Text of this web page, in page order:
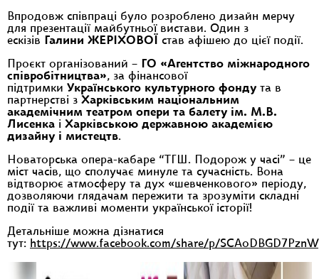
Впродовж співпраці було розроблено дизайн мерчу
для презентації майбутньої вистави. Один з
ескізів
Галини ЖЕРІХОВОЇ став афішею до цієї події.
Проєкт організований –
ГО «Агентство міжнародного
співробітництва», за фінансової
підтримки Українського культурного фондута в
партнерстві з Харківським національним
академічним театром опери та балету ім. М.В.
Лисенка і Харківською державною академією
дизайну і мистецтв.
Новаторська опера-кабаре “ТГШ. Подорож у часі” – це
міст часів, що сполучає минуле та сучасність. Вона
відтворює атмосферу та дух «шевченкового» періоду,
дозволяючи глядачам пережити та зрозуміти складні
події та важливі моменти української історії!
Детальніше можна дізнатися
тут: https://www.facebook.com/share/p/